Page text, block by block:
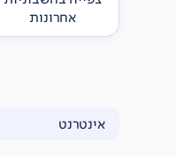
אחרונות
אינטרנט